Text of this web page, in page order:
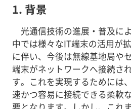
1. 背景
光通信技術の進展・普及に
中では様々なIT端末の活用が
に伴い、今後は無線基地局や
端末がネットワークへ接続さ
す。これを実現するためには
速かつ容易に接続できる柔軟